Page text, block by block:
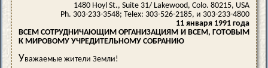
1480 Hoyl St., Suite 31/ Lakewood, Colo. 80215, USA
Ph. 303-233-3548; Telex: 303-526-2185, и 303-233-4800
11 января 1991 года
ВСЕМ СОТРУДНИЧАЮЩИМ ОРГАНИЗАЦИЯМ И ВСЕМ, ГОТОВЫМ
К МИРОВОМУ УЧРЕДИТЕЛЬНОМУ СОБРАНИЮ
Уважаемые жители Земли!